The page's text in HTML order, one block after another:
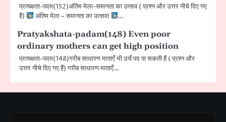
प्रत्यक्षता-पदम(152)अंतिम मेला-समानता का उत्सव ( प्रश्न और उत्तर नीचे दिए गए
हैं)
अंतिम मेला – समानता का उत्सव! …
Pratyakshata-padam(148) Even poor
ordinary mothers can get high position
प्रत्यक्षता-पदम(148)गरीब साधारण माताएँ भी उचँ पद पा सकती हैं ( प्रश्न और
उत्तर नीचे दिए गए हैं) गरीब साधारण माताएँ…